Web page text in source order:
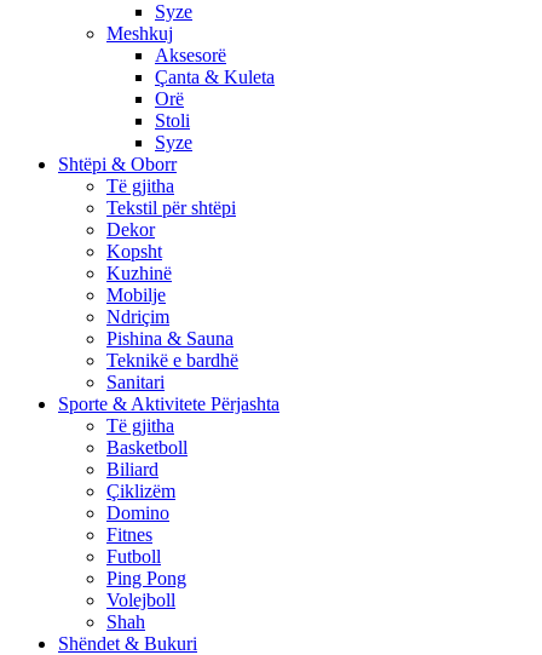
Syze
Meshkuj
Aksesorë
Çanta & Kuleta
Orë
Stoli
Syze
Shtëpi & Oborr
Të gjitha
Tekstil për shtëpi
Dekor
Kopsht
Kuzhinë
Mobilje
Ndriçim
Pishina & Sauna
Teknikë e bardhë
Sanitari
Sporte & Aktivitete Përjashta
Të gjitha
Basketboll
Biliard
Çiklizëm
Domino
Fitnes
Futboll
Ping Pong
Volejboll
Shah
Shëndet & Bukuri